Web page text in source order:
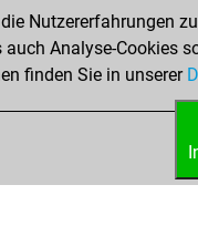
Fritz
Nutzererfahrungen
Analyse-Cookies
finden Sie in unserer